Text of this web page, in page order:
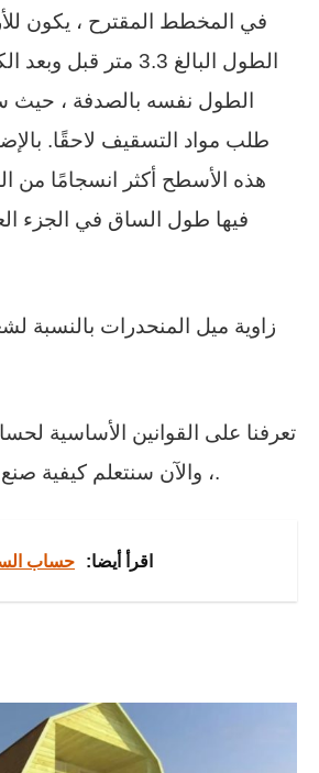
في المخطط المقترح ، يكون
الطول البالغ 3.3 متر
الطول نفسه بالصدفة ،
طلب مواد التسقيف لاحقًا.
هذه الأسطح أكثر انسجامًا من
فيها طول الساق في الجزء
زاوية ميل المنحدرات بالنسبة
تعرفنا على القوانين الأساسية
، والآن سنتعلم كيفية صنع سقف مائل بأيدينا.
اقرأ أيضا: حساب